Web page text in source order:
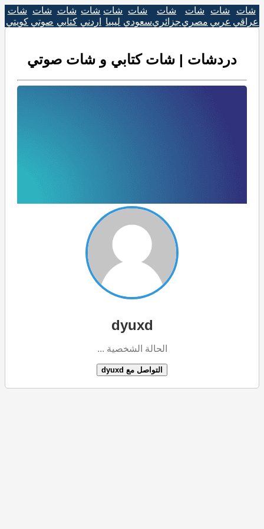
شات
عراقي
شات
عربي
شات
مصري
شات
جزائري
شات
سعودي
شات
ليبيا
شات
اردني
شات
كتابي
شات
صوتي
شات
كويتي
دردشات | شات كتابي و شات صوتي
dyuxd
الحالة الشخصية ...
التواصل مع dyuxd